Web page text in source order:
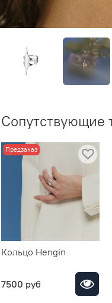
Сопутствующие
Предзаказ
Кольцо Hengin
7500 руб